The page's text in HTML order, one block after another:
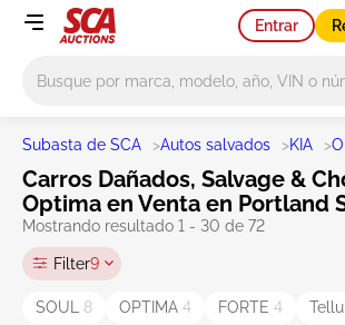
Entrar
Subasta de SCA >Autos salvados >KIA >
Carros Dañados, Salvage &
Optima en Venta en Portland
Mostrando resultado 1 - 30 de 72
Filter9
SOUL 8 OPTIMA 4 FORTE 4